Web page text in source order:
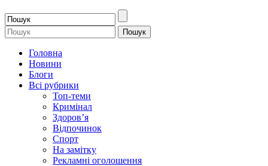
Головна
Новини
Блоги
Всі рубрики
Топ-теми
Кримінал
Здоров’я
Відпочинок
Спорт
На замітку
Рекламні оголошення